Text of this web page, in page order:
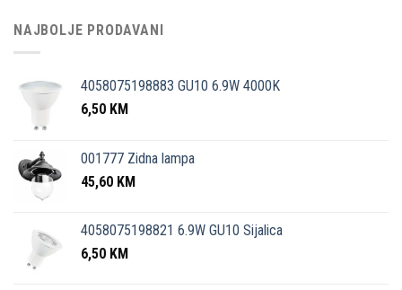
NAJBOLJE PRODAVANI
4058075198883 GU10 6.9W 4000K
6,50 KM
001777 Zidna lampa
45,60 KM
4058075198821 6.9W GU10 Sijalica
6,50 KM